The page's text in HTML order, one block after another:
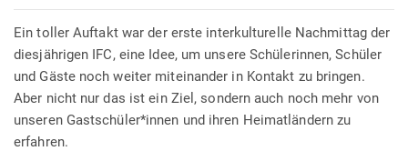
Ein toller Auftakt war der erste interkulturelle Nachmittag der
diesjährigen IFC, eine Idee, um unsere Schülerinnen, Schüler
und Gäste noch weiter miteinander in Kontakt zu bringen.
Aber nicht nur das ist ein Ziel, sondern auch noch mehr von
unseren Gastschüler*innen und ihren Heimatländern zu
erfahren.